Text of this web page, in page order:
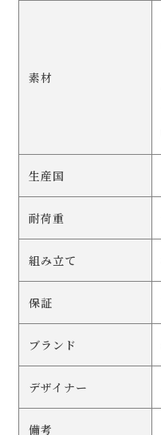
素材
生産国
耐荷重
組み立て
保証
ブランド
デザイナー
備考